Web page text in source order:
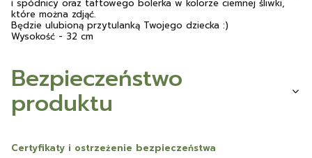
i spódnicy oraz taftowego bolerka w kolorze ciemnej śliwki,
które można zdjąć.
Będzie ulubioną przytulanką Twojego dziecka :)
Wysokość - 32 cm
Bezpieczeństwo
produktu
Certyfikaty i ostrzeżenie bezpieczeństwa